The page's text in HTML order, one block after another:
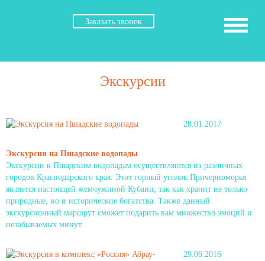
Заказать звонок
Экскурсии
28.01.2017
Экскурсия на Пшадские водопады
Экскурсии к Пшадским водопадам осуществляются из различных
городов Краснодарского края. Этот горный уголок Причерноморья
является настоящей жемчужиной Кубани, так как хранит не только
природные, но и исторические богатства. Также данный
экскурсионный маршрут сможет подарить вам множество эмоций и
незабываемых минут.
29.06.2016